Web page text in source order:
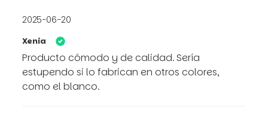
2025-06-20
Xenia
Producto cómodo y de calidad. Sería
estupendo si lo fabrican en otros colores,
como el blanco.